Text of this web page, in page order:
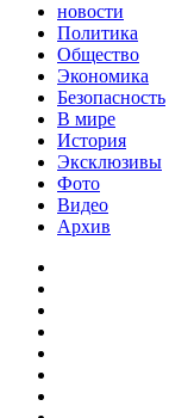
новости
Политика
Общество
Экономика
Безопасность
В мире
История
Эксклюзивы
Фото
Видео
Архив